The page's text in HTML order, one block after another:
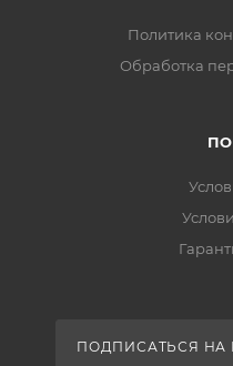
Политика
Обработка
ПОДПИСАТЬСЯ НА